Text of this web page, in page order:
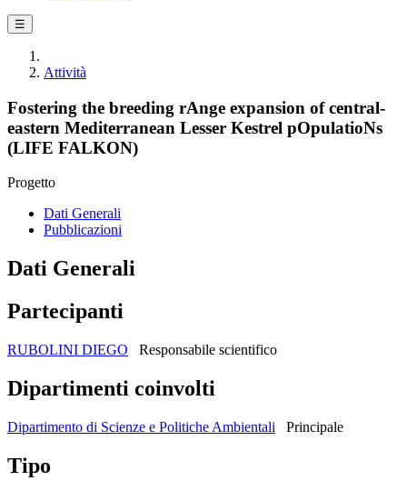
☰
Attività
Fostering the breeding rAnge expansion of central-
eastern Mediterranean Lesser Kestrel pOpulatioNs
(LIFE FALKON)
Progetto
Dati Generali
Pubblicazioni
Dati Generali
Partecipanti
RUBOLINI DIEGO Responsabile scientifico
Dipartimenti coinvolti
Dipartimento di Scienze e Politiche Ambientali Principale
Tipo